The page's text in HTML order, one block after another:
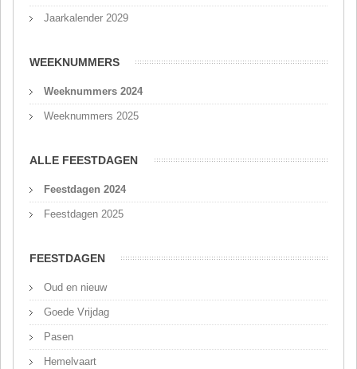
Jaarkalender 2029
WEEKNUMMERS
Weeknummers 2024
Weeknummers 2025
ALLE FEESTDAGEN
Feestdagen 2024
Feestdagen 2025
FEESTDAGEN
Oud en nieuw
Goede Vrijdag
Pasen
Hemelvaart